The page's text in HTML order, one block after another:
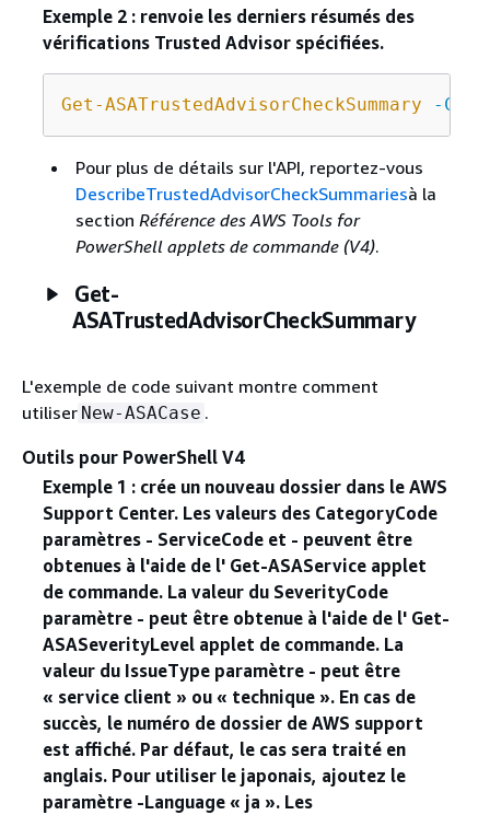
Exemple 2 : renvoie les derniers résumés des
vérifications Trusted Advisor spécifiées.
Get-ASATrustedAdvisorCheckSummary -
Pour plus de détails sur l'API, reportez-vous
DescribeTrustedAdvisorCheckSummariesà la
section Référence des AWS Tools for
PowerShell applets de commande (V4).
Get-
ASATrustedAdvisorCheckSummary
L'exemple de code suivant montre comment
utiliser New-ASACase .
Outils pour PowerShell V4
Exemple 1 : crée un nouveau dossier dans le AWS
Support Center. Les valeurs des CategoryCode
paramètres - ServiceCode et - peuvent être
obtenues à l'aide de l' Get-ASAService applet
de commande. La valeur du SeverityCode
paramètre - peut être obtenue à l'aide de l' Get-
ASASeverityLevel applet de commande. La
valeur du IssueType paramètre - peut être
« service client » ou « technique ». En cas de
succès, le numéro de dossier de AWS support
est affiché. Par défaut, le cas sera traité en
anglais. Pour utiliser le japonais, ajoutez le
paramètre -Language « ja ». Les